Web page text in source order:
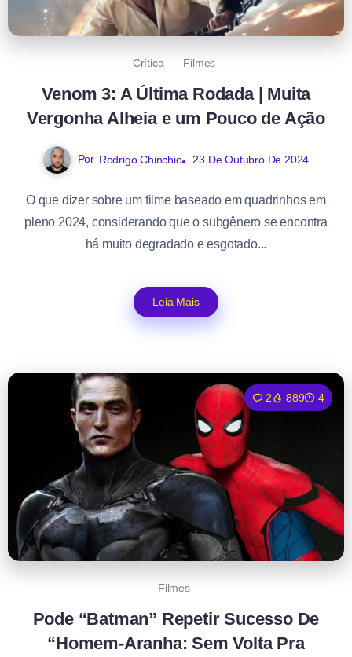
Crítica Filmes
Venom 3: A Última Rodada | Muita
Vergonha Alheia e um Pouco de Ação
Por Rodrigo Chinchio 23 De Outubro De 2024
O que dizer sobre um filme baseado em quadrinhos em
pleno 2024, considerando que o subgênero se encontra
há muito degradado e esgotado...
Leia Mais
2 889 4
Filmes
Pode “Batman” Repetir Sucesso De
“Homem-Aranha: Sem Volta Pra